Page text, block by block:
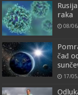
raka
08/
čađ
17/